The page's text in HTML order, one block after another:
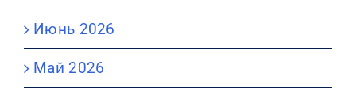
Июнь 2026
Май 2026